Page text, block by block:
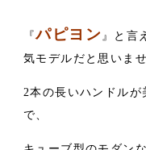
『パピヨン 』と言
気モデルだと思いま
2本の長いハンドル
で、